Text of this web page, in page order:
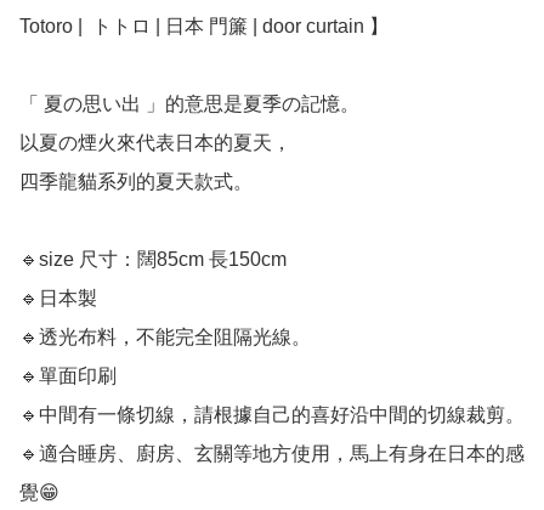
Totoro |  トトロ | 日本 門簾 | door curtain 】
「 夏の思い出 」的意思是夏季の記憶。
以夏の煙火來代表日本的夏天，
四季龍貓系列的夏天款式。
🔹size 尺寸：闊85cm 長150cm
🔹日本製
🔹透光布料，不能完全阻隔光線。
🔹單面印刷
🔹中間有一條切線，請根據自己的喜好沿中間的切線裁剪。
🔹適合睡房、廚房、玄關等地方使用，馬上有身在日本的感
覺😁